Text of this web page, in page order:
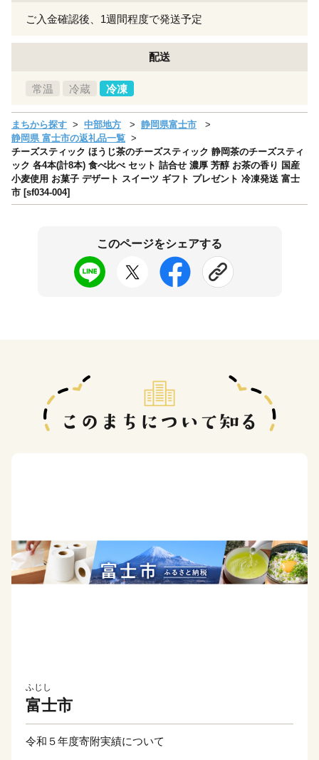
ご入金確認後、1週間程度で発送予定
配送
常温 冷蔵 冷凍
まちから探す 中部地方
静岡県富士市
静岡県 富士市の返礼品一覧
チーズスティック ほうじ茶のチーズスティック 静岡茶のチーズスティ
ック 各4本(計8本) 食べ比べ セット 詰合せ 濃厚 芳醇 お茶の香り 国産
小麦使用 お菓子 デザート スイーツ ギフト プレゼント 冷凍発送 富士
市 [sf034-004]
このページをシェアする
ふじし
富士市
令和５年度寄附実績について